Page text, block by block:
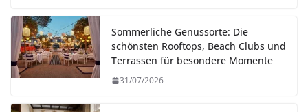
Sommerliche Genussorte: Die
schönsten Rooftops, Beach Clubs und
Terrassen für besondere Momente
31/07/2026